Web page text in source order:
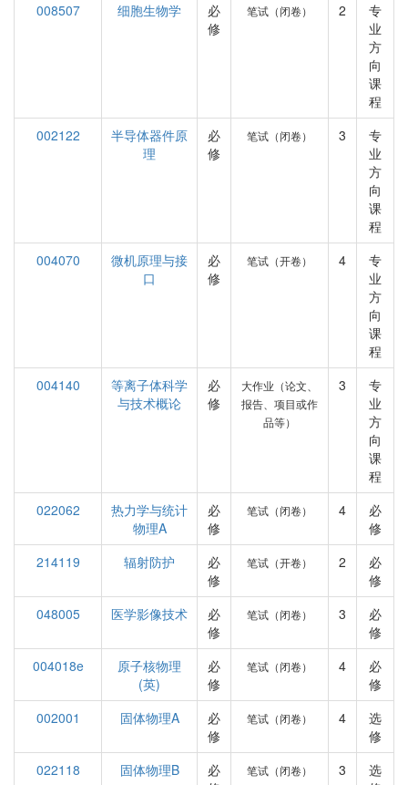
008507
细胞生物学
必
修
笔试（闭卷） 2
专
业
方
向
课
程
002122
半导体器件原
理
必
修
笔试（闭卷） 3
专
业
方
向
课
程
004070
微机原理与接
口
必
修
笔试（开卷） 4
专
业
方
向
课
程
004140
等离子体科学
与技术概论
必
修
大作业（论文、
报告、项目或作
品等）
3
专
业
方
向
课
程
022062
热力学与统计
物理A
必
修
笔试（闭卷） 4
必
修
214119
辐射防护
必
修
笔试（开卷） 2
必
修
048005
医学影像技术
必
修
笔试（闭卷） 3
必
修
004018e
原子核物理
(英)
必
修
笔试（闭卷） 4
必
修
002001
固体物理A
必
修
笔试（闭卷） 4
选
修
022118
固体物理B
必
笔试（闭卷） 3
选